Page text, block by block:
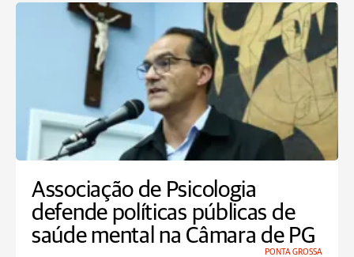
Associação de Psicologia
defende políticas públicas de
saúde mental na Câmara de PG
PONTA GROSSA